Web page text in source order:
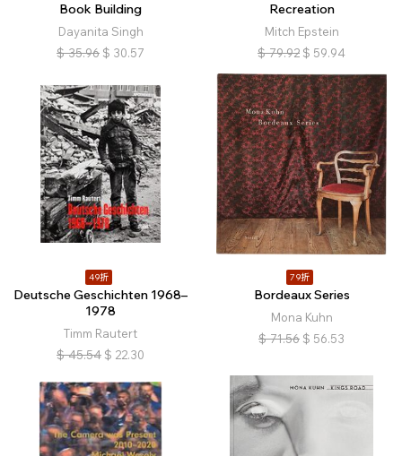
Book Building
Dayanita Singh
$ 35.96 $ 30.57
Recreation
Mitch Epstein
$ 79.92 $ 59.94
49折
Deutsche Geschichten 1968–
1978
Timm Rautert
$ 45.54 $ 22.30
79折
Bordeaux Series
Mona Kuhn
$ 71.56 $ 56.53